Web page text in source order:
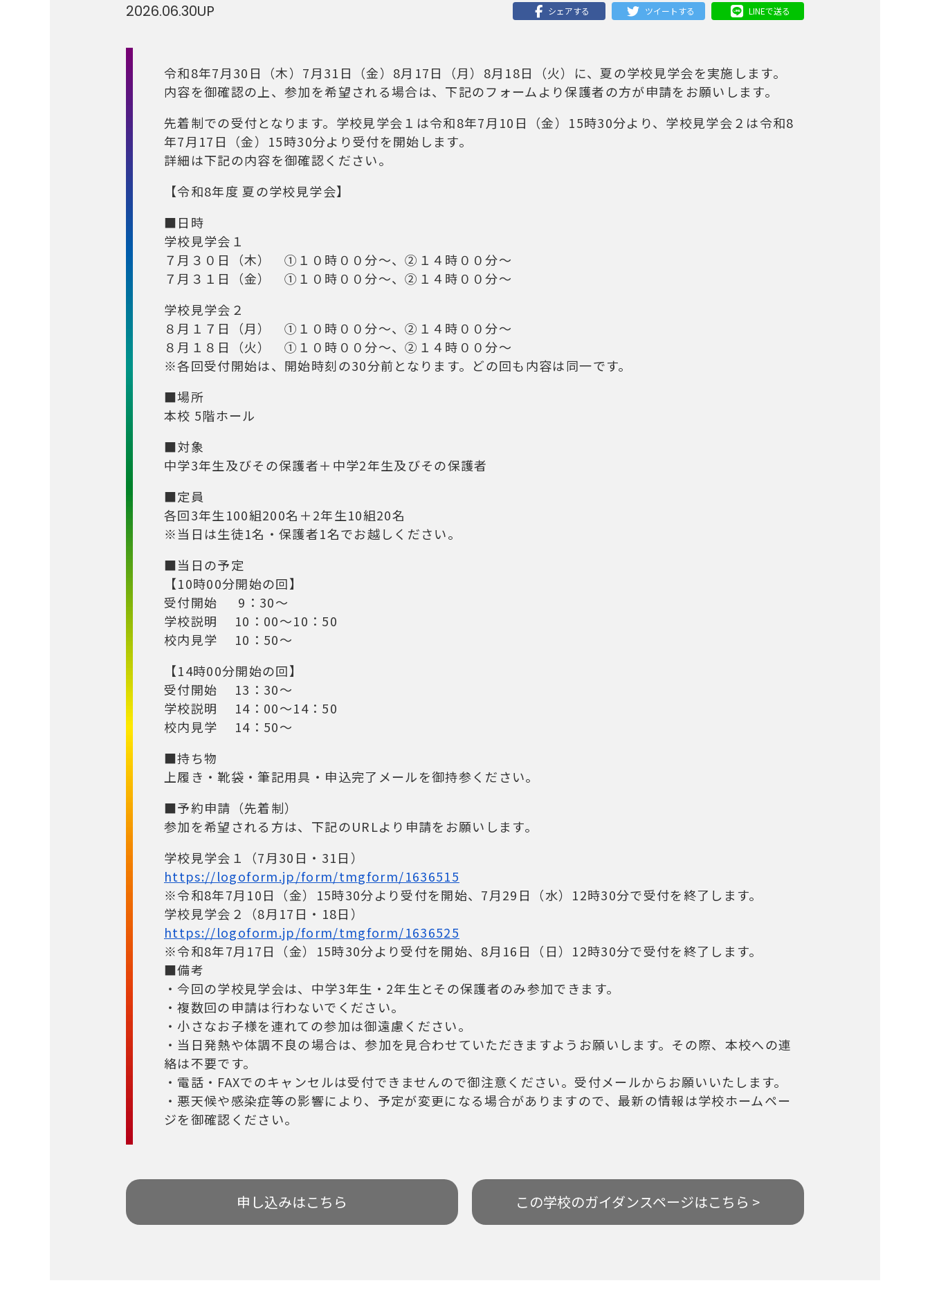
2026.06.30UP シェアする ツイートする LINEで送る
令和8年7月30日（木）7月31日（金）8月17日（月）8月18日（火）に、夏の学校見学会を実施します。
内容を御確認の上、参加を希望される場合は、下記のフォームより保護者の方が申請をお願いします。
先着制での受付となります。学校見学会１は令和8年7月10日（金）15時30分より、学校見学会２は令和8
年7月17日（金）15時30分より受付を開始します。
詳細は下記の内容を御確認ください。
【令和8年度 夏の学校見学会】
■日時
学校見学会１
７月３０日（木） ①１０時００分～、②１４時００分～
７月３１日（金） ①１０時００分～、②１４時００分～
学校見学会２
８月１７日（月） ①１０時００分～、②１４時００分～
８月１８日（火） ①１０時００分～、②１４時００分～
※各回受付開始は、開始時刻の30分前となります。どの回も内容は同一です。
■場所
本校 5階ホール
■対象
中学3年生及びその保護者＋中学2年生及びその保護者
■定員
各回3年生100組200名＋2年生10組20名
※当日は生徒1名・保護者1名でお越しください。
■当日の予定
【10時00分開始の回】
受付開始 9：30～
学校説明 10：00～10：50
校内見学 10：50～
【14時00分開始の回】
受付開始 13：30～
学校説明 14：00～14：50
校内見学 14：50～
■持ち物
上履き・靴袋・筆記用具・申込完了メールを御持参ください。
■予約申請（先着制）
参加を希望される方は、下記のURLより申請をお願いします。
学校見学会１（7月30日・31日）
https://logoform.jp/form/tmgform/1636515
※令和8年7月10日（金）15時30分より受付を開始、7月29日（水）12時30分で受付を終了します。
学校見学会２（8月17日・18日）
https://logoform.jp/form/tmgform/1636525
※令和8年7月17日（金）15時30分より受付を開始、8月16日（日）12時30分で受付を終了します。
■備考
・今回の学校見学会は、中学3年生・2年生とその保護者のみ参加できます。
・複数回の申請は行わないでください。
・小さなお子様を連れての参加は御遠慮ください。
・当日発熱や体調不良の場合は、参加を見合わせていただきますようお願いします。その際、本校への連
絡は不要です。
・電話・FAXでのキャンセルは受付できませんので御注意ください。受付メールからお願いいたします。
・悪天候や感染症等の影響により、予定が変更になる場合がありますので、最新の情報は学校ホームペー
ジを御確認ください。
申し込みはこちら この学校のガイダンスページはこちら >